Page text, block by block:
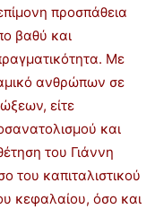
προσπάθεια
βαθύ και
Με
ανθρώπων σε
είτε
και
του Γιάννη
του καπιταλιστικού
κεφαλαίου, όσο και